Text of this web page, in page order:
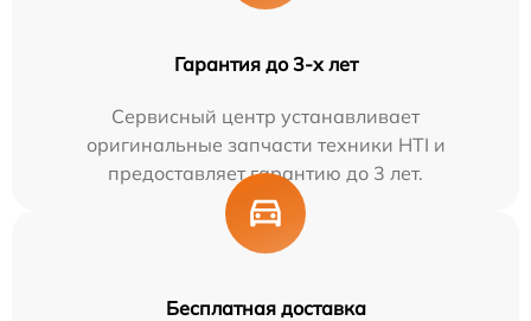
Гарантия до 3-х лет
Сервисный центр устанавливает
оригинальные запчасти техники HTI и
предоставляет гарантию до 3 лет.
Бесплатная доставка